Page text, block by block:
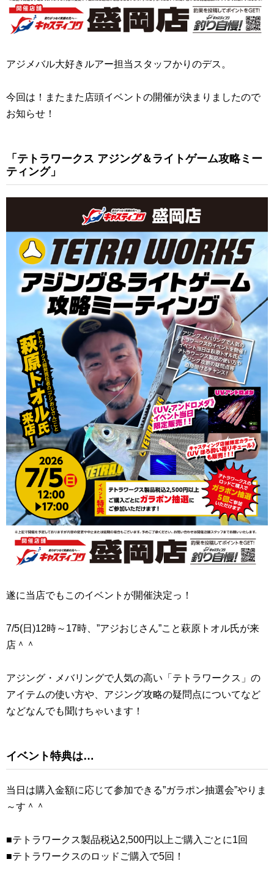
アジメバル大好きルアー担当スタッフかりのデス。
今回は！またまた店頭イベントの開催が決まりましたので
お知らせ！
「テトラワークス アジング＆ライトゲーム攻略ミー
ティング」
遂に当店でもこのイベントが開催決定っ！
7/5(日)12時～17時、”アジおじさん”こと萩原トオル氏が来
店＾＾
アジング・メバリングで人気の高い「テトラワークス」の
アイテムの使い方や、アジング攻略の疑問点についてなど
などなんでも聞けちゃいます！
イベント特典は…
当日は購入金額に応じて参加できる”ガラポン抽選会”やりま
～す＾＾
■テトラワークス製品税込2,500円以上ご購入ごとに1回
■テトラワークスのロッドご購入で5回！